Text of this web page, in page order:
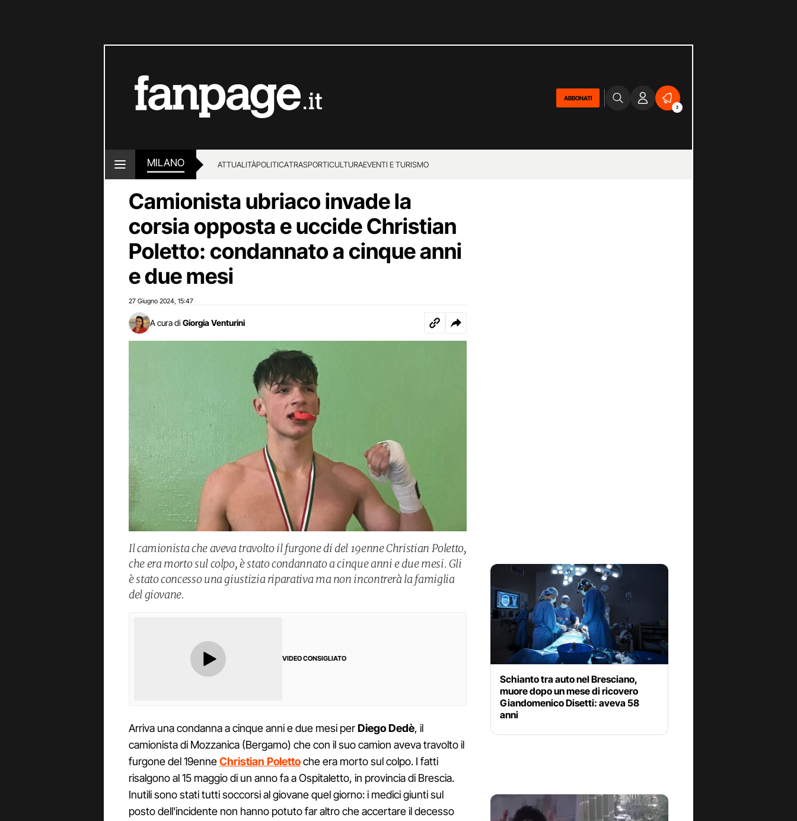
ABBONATI
2
MILANO ATTUALITÀPOLITICATRASPORTICULTURAEVENTI E TURISMO
Camionista ubriaco invade la
corsia opposta e uccide Christian
Poletto: condannato a cinque anni
e due mesi
27 Giugno 2024 15:47
A cura di Giorgia Venturini
Il camionista che aveva travolto il furgone di del 19enne Christian Poletto,
che era morto sul colpo, è stato condannato a cinque anni e due mesi. Gli
è stato concesso una giustizia riparativa ma non incontrerà la famiglia
del giovane.
VIDEO CONSIGLIATO
Arriva una condanna a cinque anni e due mesi perDiego Dedè, il
camionista di Mozzanica (Bergamo) che con il suo camion aveva travolto il
furgone del 19enneChristian Polettoche era morto sul colpo. I fatti
risalgono al 15 maggio di un anno fa a Ospitaletto, in provincia di Brescia.
Inutili sono stati tutti soccorsi al giovane quel giorno: i medici giunti sul
posto dell'incidente non hanno potuto far altro che accertare il decesso
Schianto tra auto nel Bresciano,
muore dopo un mese di ricovero
Giandomenico Disetti: aveva 58
anni